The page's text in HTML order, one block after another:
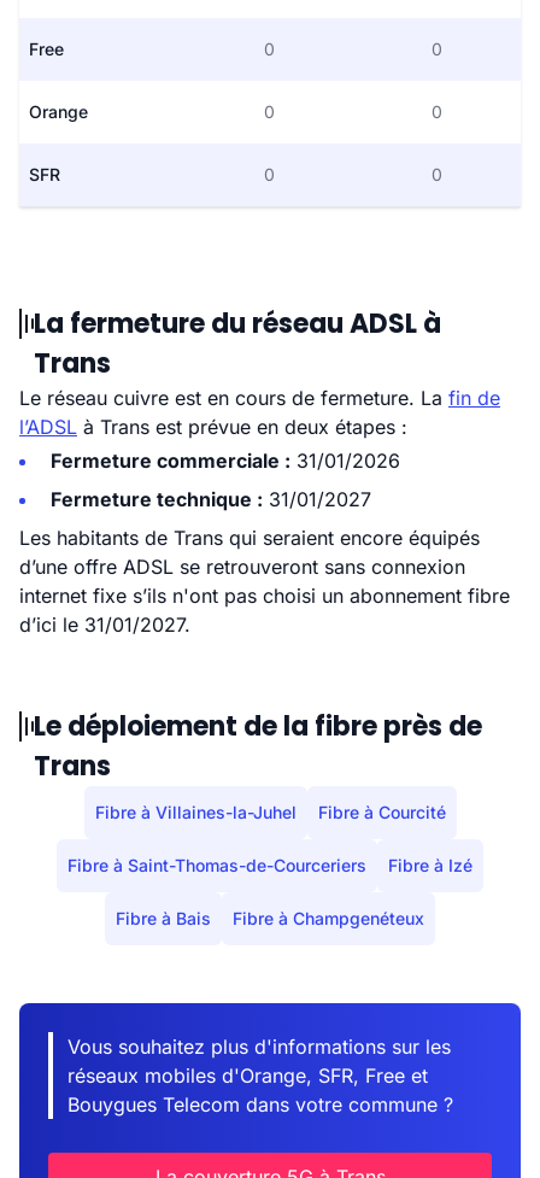
Free 0 0
Orange 0 0
SFR 0 0
La fermeture du réseau ADSL à
Trans
Le réseau cuivre est en cours de fermeture. La fin de
l’ADSL à Trans est prévue en deux étapes :
Fermeture commerciale : 31/01/2026
Fermeture technique : 31/01/2027
Les habitants de Trans qui seraient encore équipés
d’une offre ADSL se retrouveront sans connexion
internet fixe s’ils n'ont pas choisi un abonnement fibre
d’ici le 31/01/2027.
Le déploiement de la fibre près de
Trans
Fibre à Villaines-la-Juhel Fibre à Courcité
Fibre à Saint-Thomas-de-Courceriers Fibre à Izé
Fibre à Bais Fibre à Champgenéteux
Vous souhaitez plus d'informations sur les
réseaux mobiles d'Orange, SFR, Free et
Bouygues Telecom dans votre commune ?